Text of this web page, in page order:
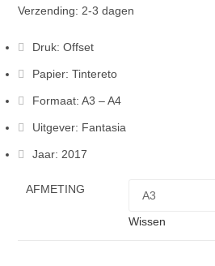
Verzending: 2-3 dagen
Druk: Offset
Papier: Tintereto
Formaat: A3 – A4
Uitgever: Fantasia
Jaar: 2017
AFMETING
Wissen